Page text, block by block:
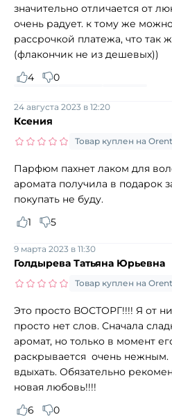
значительно отличается от
очень радует. к тому же
рассрочкой платежа, что так
(флакончик не из дешевых))
4
0
Ксения
24 августа 2023 в 12:20
Товар куплен на
Парфюм пахнет лаком для
аромата получила в подарок
покупать не буду.
1
5
Голдырева Татьяна Юрьевна
9 марта 2023 в 11:30
Товар куплен на
Это просто ВОСТОРГ!!!! Я от
просто нет слов. Сначала
аромат, но только в момент
раскрывается очень нежным.
вдыхать. Обязательно
новая любовь!!!!
6
0